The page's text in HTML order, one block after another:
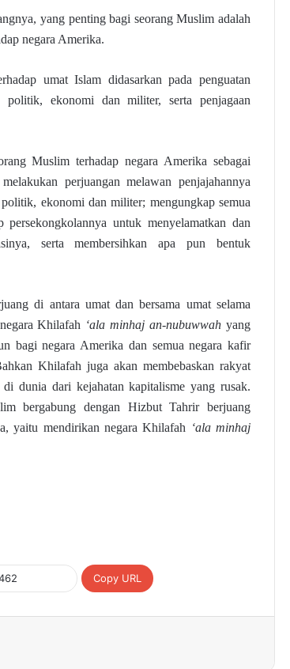
yang penting bagi seorang Muslim adalah
negara Amerika.
umat Islam didasarkan pada penguatan
politik, ekonomi dan militer, serta penjagaan
Muslim terhadap negara Amerika sebagai
perjuangan melawan penjajahannya
ekonomi dan militer; mengungkap semua
persekongkolannya untuk menyelamatkan dan
serta membersihkan apa pun bentuk
di antara umat dan bersama umat selama
Khilafah ‘ala minhaj an-nubuwwah yang
bagi negara Amerika dan semua negara kafir
Khilafah juga akan membebaskan rakyat
dunia dari kejahatan kapitalisme yang rusak.
bergabung dengan Hizbut Tahrir berjuang
yaitu mendirikan negara Khilafah ‘ala minhaj
Copy URL